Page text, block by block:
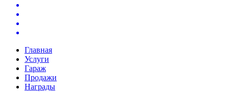
Главная
Услуги
Гараж
Продажи
Награды